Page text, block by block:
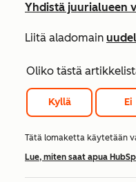
Yhdistä juurialueen
Liitä aladomain
Oliko tästä
Kyllä Ei
Tätä lomaketta käytetään
Lue, miten saat apua